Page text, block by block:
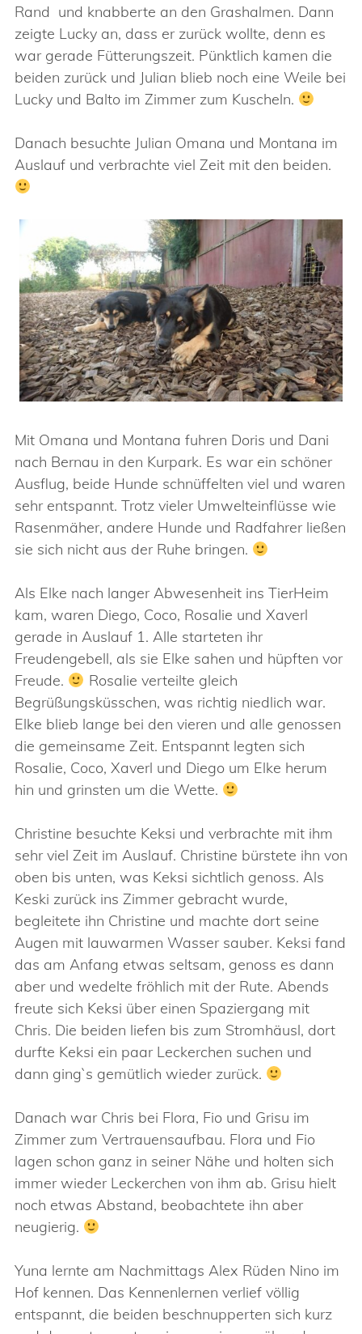
Rand und knabberte an den Grashalmen. Dann
zeigte Lucky an, dass er zurück wollte, denn es
war gerade Fütterungszeit. Pünktlich kamen die
beiden zurück und Julian blieb noch eine Weile bei
Lucky und Balto im Zimmer zum Kuscheln.
Danach besuchte Julian Omana und Montana im
Auslauf und verbrachte viel Zeit mit den beiden.
Mit Omana und Montana fuhren Doris und Dani
nach Bernau in den Kurpark. Es war ein schöner
Ausflug, beide Hunde schnüffelten viel und waren
sehr entspannt. Trotz vieler Umwelteinflüsse wie
Rasenmäher, andere Hunde und Radfahrer ließen
sie sich nicht aus der Ruhe bringen.
Als Elke nach langer Abwesenheit ins TierHeim
kam, waren Diego, Coco, Rosalie und Xaverl
gerade in Auslauf 1. Alle starteten ihr
Freudengebell, als sie Elke sahen und hüpften vor
Freude.
Rosalie verteilte gleich
Begrüßungsküsschen, was richtig niedlich war.
Elke blieb lange bei den vieren und alle genossen
die gemeinsame Zeit. Entspannt legten sich
Rosalie, Coco, Xaverl und Diego um Elke herum
hin und grinsten um die Wette.
Christine besuchte Keksi und verbrachte mit ihm
sehr viel Zeit im Auslauf. Christine bürstete ihn von
oben bis unten, was Keksi sichtlich genoss. Als
Keski zurück ins Zimmer gebracht wurde,
begleitete ihn Christine und machte dort seine
Augen mit lauwarmen Wasser sauber. Keksi fand
das am Anfang etwas seltsam, genoss es dann
aber und wedelte fröhlich mit der Rute. Abends
freute sich Keksi über einen Spaziergang mit
Chris. Die beiden liefen bis zum Stromhäusl, dort
durfte Keksi ein paar Leckerchen suchen und
dann ging`s gemütlich wieder zurück.
Danach war Chris bei Flora, Fio und Grisu im
Zimmer zum Vertrauensaufbau. Flora und Fio
lagen schon ganz in seiner Nähe und holten sich
immer wieder Leckerchen von ihm ab. Grisu hielt
noch etwas Abstand, beobachtete ihn aber
neugierig.
Yuna lernte am Nachmittags Alex Rüden Nino im
Hof kennen. Das Kennenlernen verlief völlig
entspannt, die beiden beschnupperten sich kurz